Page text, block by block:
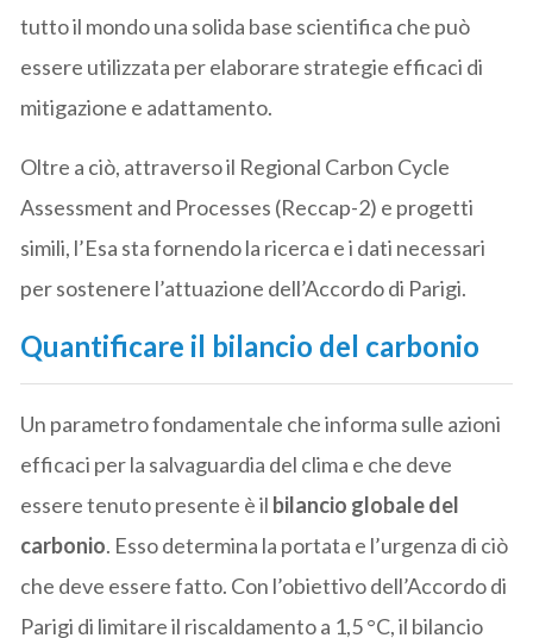
tutto il mondo una solida base scientifica che può
essere utilizzata per elaborare strategie efficaci di
mitigazione e adattamento.
Oltre a ciò, attraverso il Regional Carbon Cycle
Assessment and Processes (Reccap-2) e progetti
simili, l’Esa sta fornendo la ricerca e i dati necessari
per sostenere l’attuazione dell’Accordo di Parigi.
Quantificare il bilancio del carbonio
Un parametro fondamentale che informa sulle azioni
efficaci per la salvaguardia del clima e che deve
essere tenuto presente è il bilancio globale del
carbonio. Esso determina la portata e l’urgenza di ciò
che deve essere fatto. Con l’obiettivo dell’Accordo di
Parigi di limitare il riscaldamento a 1,5 °C, il bilancio